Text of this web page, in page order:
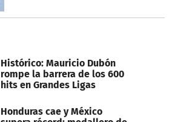
Histórico: Mauricio Dubón
rompe la barrera de los 600
hits en Grandes Ligas
Honduras cae y México